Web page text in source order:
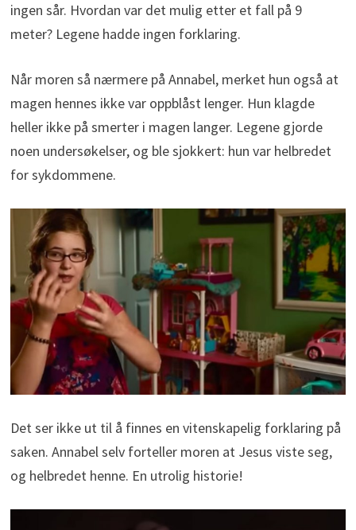
ingen sår. Hvordan var det mulig etter et fall på 9
meter? Legene hadde ingen forklaring.
Når moren så nærmere på Annabel, merket hun også at
magen hennes ikke var oppblåst lenger. Hun klagde
heller ikke på smerter i magen langer. Legene gjorde
noen undersøkelser, og ble sjokkert: hun var helbredet
for sykdommene.
Det ser ikke ut til å finnes en vitenskapelig forklaring på
saken. Annabel selv forteller moren at Jesus viste seg,
og helbredet henne. En utrolig historie!